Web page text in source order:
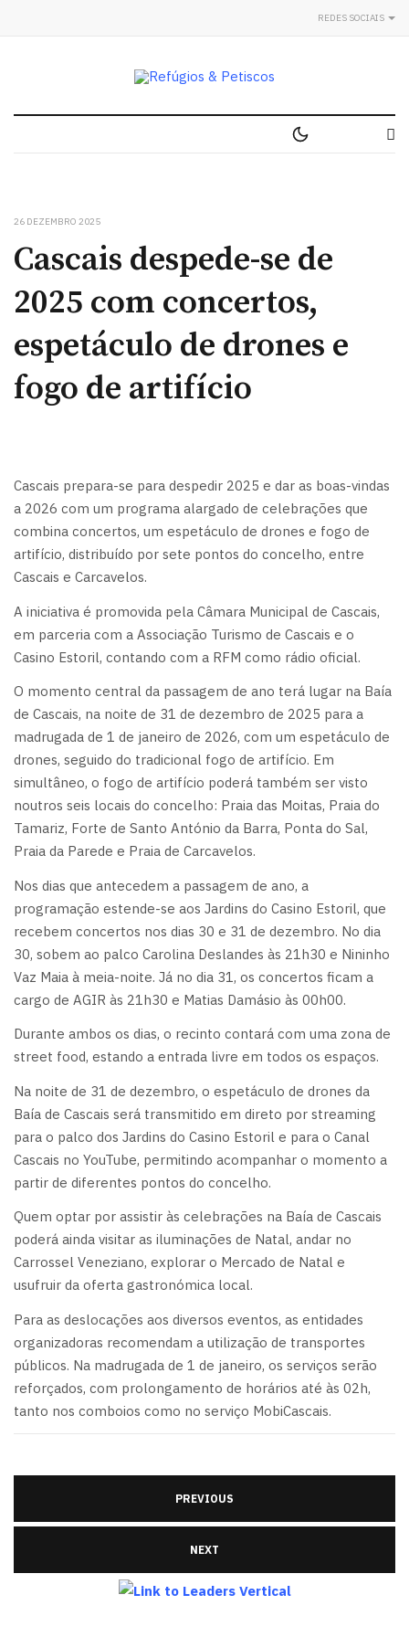
REDES SOCIAIS
26 DEZEMBRO 2025
Cascais despede-se de
2025 com concertos,
espetáculo de drones e
fogo de artifício
Cascais prepara-se para despedir 2025 e dar as boas-vindas
a 2026 com um programa alargado de celebrações que
combina concertos, um espetáculo de drones e fogo de
artifício, distribuído por sete pontos do concelho, entre
Cascais e Carcavelos.
A iniciativa é promovida pela Câmara Municipal de Cascais,
em parceria com a Associação Turismo de Cascais e o
Casino Estoril, contando com a RFM como rádio oficial.
O momento central da passagem de ano terá lugar na Baía
de Cascais, na noite de 31 de dezembro de 2025 para a
madrugada de 1 de janeiro de 2026, com um espetáculo de
drones, seguido do tradicional fogo de artifício. Em
simultâneo, o fogo de artifício poderá também ser visto
noutros seis locais do concelho: Praia das Moitas, Praia do
Tamariz, Forte de Santo António da Barra, Ponta do Sal,
Praia da Parede e Praia de Carcavelos.
Nos dias que antecedem a passagem de ano, a
programação estende-se aos Jardins do Casino Estoril, que
recebem concertos nos dias 30 e 31 de dezembro. No dia
30, sobem ao palco Carolina Deslandes às 21h30 e Nininho
Vaz Maia à meia-noite. Já no dia 31, os concertos ficam a
cargo de AGIR às 21h30 e Matias Damásio às 00h00.
Durante ambos os dias, o recinto contará com uma zona de
street food, estando a entrada livre em todos os espaços.
Na noite de 31 de dezembro, o espetáculo de drones da
Baía de Cascais será transmitido em direto por streaming
para o palco dos Jardins do Casino Estoril e para o Canal
Cascais no YouTube, permitindo acompanhar o momento a
partir de diferentes pontos do concelho.
Quem optar por assistir às celebrações na Baía de Cascais
poderá ainda visitar as iluminações de Natal, andar no
Carrossel Veneziano, explorar o Mercado de Natal e
usufruir da oferta gastronómica local.
Para as deslocações aos diversos eventos, as entidades
organizadoras recomendam a utilização de transportes
públicos. Na madrugada de 1 de janeiro, os serviços serão
reforçados, com prolongamento de horários até às 02h,
tanto nos comboios como no serviço MobiCascais.
PREVIOUS
NEXT